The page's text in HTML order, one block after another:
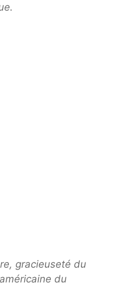
gracieuseté du
du